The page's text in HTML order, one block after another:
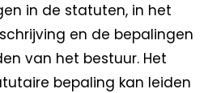
in de statuten, in het
en de bepalingen
van het bestuur. Het
bepaling kan leiden